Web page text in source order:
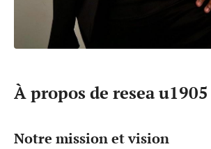
À propos de resea u1905
Notre mission et vision